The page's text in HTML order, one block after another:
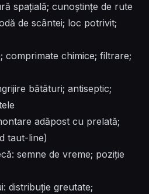
spațială; cunoștințe de rute
de scântei; loc potrivit;
comprimate chimice; filtrare;
bătături; antiseptic;
adăpost cu prelată;
taut-line)
semne de vreme; poziție
distribuție greutate;